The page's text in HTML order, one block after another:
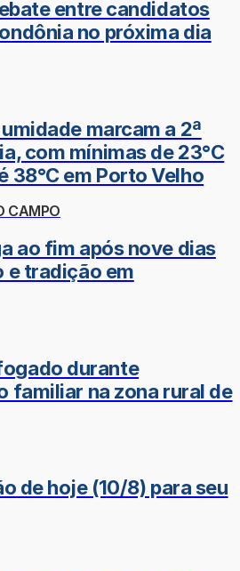
entre candidatos
no próxima dia
marcam a 2ª
com mínimas de 23°C
38°C em Porto Velho
CAMPO
ao fim após nove dias
e tradição em
durante
familiar na zona rural de
de hoje (10/8) para seu